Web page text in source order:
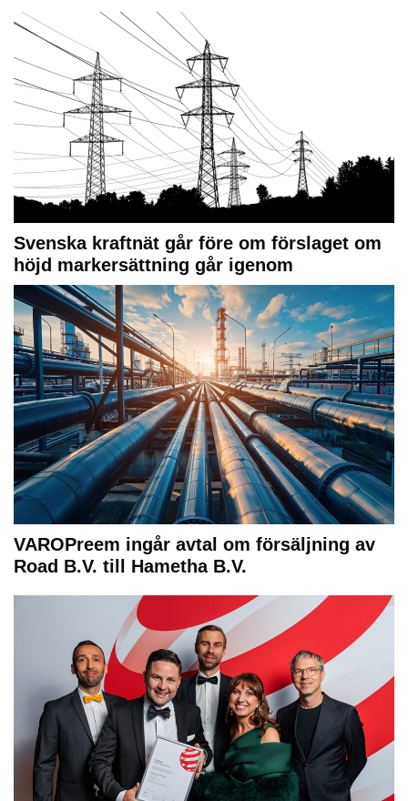
Svenska kraftnät går före om förslaget om
höjd markersättning går igenom
VAROPreem ingår avtal om försäljning av
Road B.V. till Hametha B.V.